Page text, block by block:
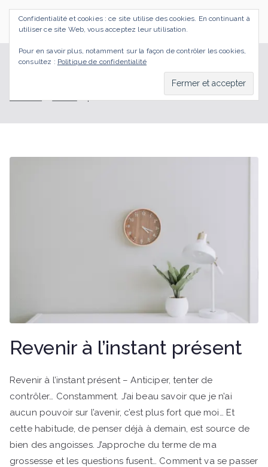
Aller
SI J'OSAIS
Bilan de Compétences Gestalt Rezé
pleine conscience
pleine conscience
Revenir à l’instant présent
Revenir à l’instant présent – Anticiper, tenter de
contrôler… Constamment. J’ai beau savoir que je n’ai
aucun pouvoir sur l’avenir, c’est plus fort que moi… Et
cette habitude, de penser déjà à demain, est source de
bien des angoisses. J’approche du terme de ma
grossesse et les questions fusent… Comment va se passer
Confidentialité et cookies : ce site utilise des cookies. En continuant à
utiliser ce site Web, vous acceptez leur utilisation.
Pour en savoir plus, notamment sur la façon de contrôler les cookies,
consultez : Politique de confidentialité